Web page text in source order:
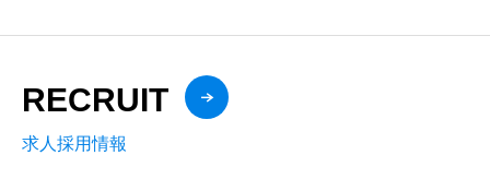
RECRUIT
求人採用情報